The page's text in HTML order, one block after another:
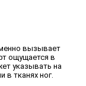
вызывает
ощущается в
указывать на
в тканях ног.